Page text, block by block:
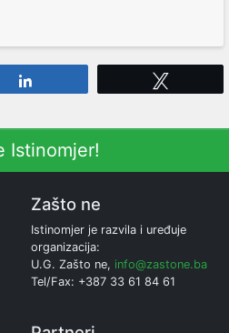
Istinomjer!
Zašto ne
Istinomjer je razvila i uređuje
organizacija:
U.G. Zašto ne, info@zastone.ba
Tel/Fax: +387 33 61 84 61